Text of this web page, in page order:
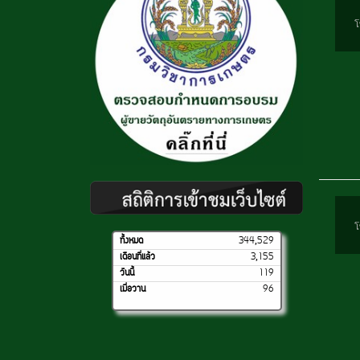
ทั้งหมด
344,529
เดือนที่แล้ว
3,155
วันนี้
119
เมื่อวาน
96